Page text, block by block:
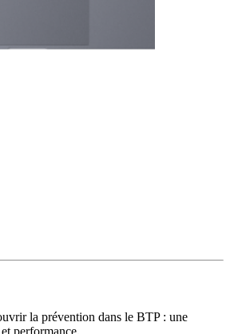
la prévention dans le BTP : une
performance.